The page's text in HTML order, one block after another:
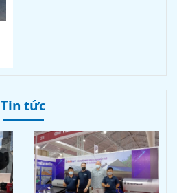
Tin tức